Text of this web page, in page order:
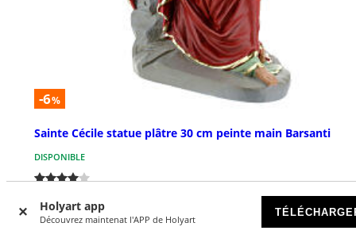
Holyart app
Découvrez maintenat l'APP de Holyart
-6%
Sainte Cécile statue plâtre 30 cm peinte main Barsanti
DISPONIBLE